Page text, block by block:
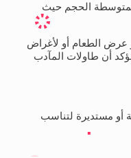
الحجم حيث
عرض الطعام أو لأغراض
أن طاولات المآدب
أو مستديرة لتناسب